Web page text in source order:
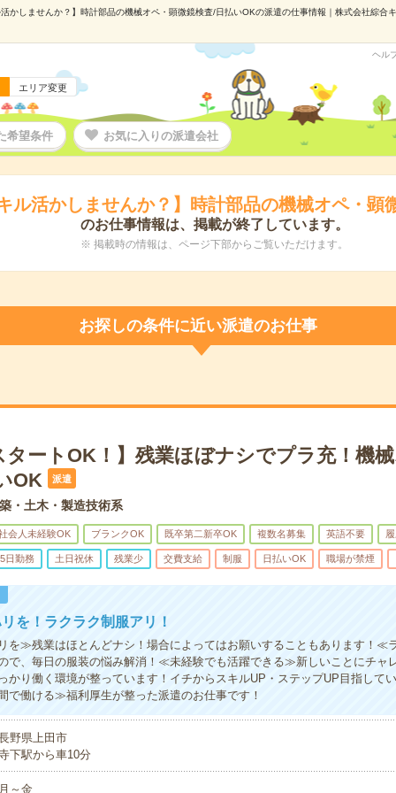
かしませんか？】時計部品の機械オペ・顕微鏡検査/日払いOKの派遣の仕事情報｜株式会社綜
エリア変更
ヘル
希望条件 お気に入りの派遣会社
ル活かしませんか？】時計部品の機械オペ・顕
のお仕事情報は、掲載が終了しています。
※ 掲載時の情報は、ページ下部からご覧いただけます。
お探しの条件に近い派遣のお仕事
タートOK！】残業ほぼナシでプラ充！機
OK
派遣
・土木・製造技術系
会人未経験OK ブランクOK 既卒第二新卒OK 複数名募集 英語不要
日勤務 土日祝休 残業少 交費支給 制服 日払いOK 職場が禁煙
を！ラクラク制服アリ！
を≫残業はほとんどナシ！場合によってはお願いすることもあります！≪
で、毎日の服装の悩み解消！≪未経験でも活躍できる≫新しいことにチャ
かり働く環境が整っています！イチからスキルUP・ステップUP目指して
で働ける≫福利厚生が整った派遣のお仕事です！
野県上田市
下駅から車10分
～金